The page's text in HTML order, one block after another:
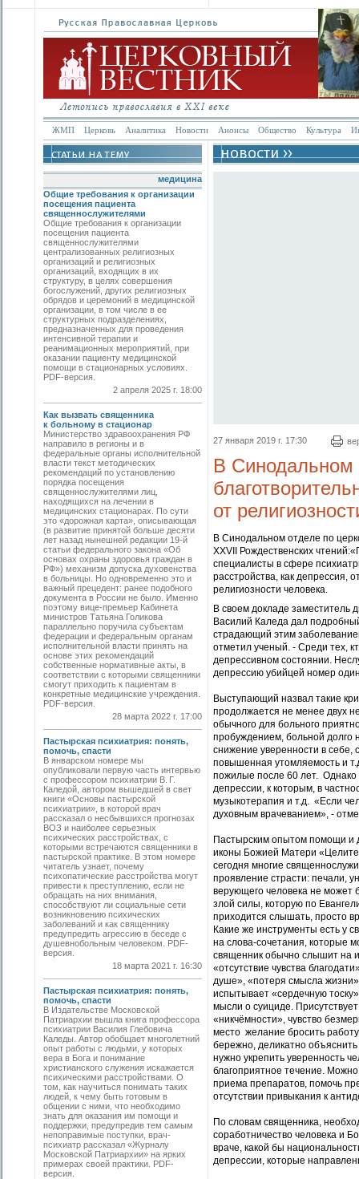
ЖМП Церковь Аналитика Новости Анонсы Общество Культура
медицина
Общие требования к организации
посещения пациента
священнослужителями
Общие требования к организации
посещения пациента
священнослужителями
централизованных религиозных
организаций и религиозных
организаций, входящих в их
структуру, в целях совершения
богослужений, других религиозных
обрядов и церемоний в медицинской
организации, в том числе в ее
структурных подразделениях,
предназначенных для проведения
интенсивной терапии и
реанимационных мероприятий, при
оказании пациенту медицинской
помощи в стационарных условиях.
PDF-версия.
2 апреля 2025 г. 18:00
Как вызвать священника
к больному в стационар
Министерство здравоохранения РФ
направило в регионы и в
федеральные органы исполнительной
власти текст методических
рекомендаций по установлению
порядка посещения
священнослужителями лиц,
находящихся на лечении в
медицинских стационарах. По сути
это «дорожная карта», описывающая
(в развитие принятой больше десяти
лет назад нынешней редакции 19-й
статьи федерального закона «Об
основах охраны здоровья граждан в
РФ») механизм допуска духовенства
в больницы. Но одновременно это и
важный прецедент: ранее подобного
документа в России не было. Именно
поэтому вице-премьер Кабинета
министров Татьяна Голикова
параллельно поручила субъектам
федерации и федеральным органам
исполнительной власти принять на
основе этих рекомендаций
собственные нормативные акты, в
соответствии с которыми священники
смогут приходить к пациентам в
конкретные медицинские учреждения.
PDF-версия.
28 марта 2022 г. 17:00
Пастырская психиатрия: понять,
помочь, спасти
В январском номере мы
опубликовали первую часть интервью
с профессором психиатрии В. Г.
Каледой, автором вышедшей в свет
книги «Основы пастырской
психиатрии», в которой врач
рассказал о несбывшихся прогнозах
ВОЗ и наиболее серьезных
психических расстройствах, с
которыми встречаются священники в
пастырской практике. В этом номере
читатель узнает, почему
психопатические расстройства могут
привести к преступлению, если не
обращать на них внимания,
способствуют ли социальные сети
возникновению психических
заболеваний и как священнику
предупредить агрессию в беседе с
душевнобольным человеком. PDF-
версия.
18 марта 2021 г. 16:30
Пастырская психиатрия: понять,
помочь, спасти
В Издательстве Московской
Патриархии вышла книга профессора
психиатрии Василия Глебовича
Каледы. Автор обобщает многолетний
опыт работы с людьми, у которых
вера в Бога и понимание
христианского служения искажается
психическими расстройствами. О
том, как научиться понимать таких
людей, к чему быть готовым в
общении с ними, что необходимо
знать для оказания им помощи и
поддержки, предупредив тем самым
непоправимые поступки, врач-
психиатр рассказал «Журналу
Московской Патриархии» на ярких
примерах своей практики. PDF-
версия.
27 января 2019 г. 17:30
В Синодальном
от
В Синодальном отделе по
XXVII Рождественских
специалисты в сфере
расстройства, как депрессия,
религиозности человека.
В своем докладе заместитель
Василий Каледа дал
страдающий этим
отметил ученый. - Среди тех,
депрессивном состоянии.
депрессию убийцей номер
Выступающий назвал такие
продолжается не менее двух
обычного для больного
пробуждением, больной долго
снижение уверенности в себе,
повышенная утомляемость и
пожилые после 60 лет.
депрессии, к которым, в
музыкотерапия и т.д. «Если
духовным врачеванием», -
Пастырским опытом помощи и
иконы Божией Матери
сегодня многие
проявление страсти: печали,
верующего человека не может
злой силы, которую по
приходится слышать, просто
Какие же инструменты есть у
на слова-сочетания, которые
священник обычно слышит на
«отсутствие чувства
душе», «потеря смысла
испытывает «сердечную
мысли о суициде.
«никчёмности», чувство
место желание бросить
бережно, деликатно
нужно укрепить уверенность
благоприятное течение.
приема препаратов, помочь
отсутствии привыкания к
По словам священника,
соработничество человека и
враче, какой бы
депрессии, которые